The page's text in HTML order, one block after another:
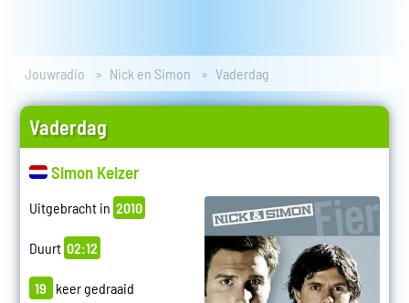
Jouwradio Nick en Simon Vaderdag
Vaderdag
Simon Keizer
Uitgebracht in 2010
Duurt 02:12
19 keer gedraaid